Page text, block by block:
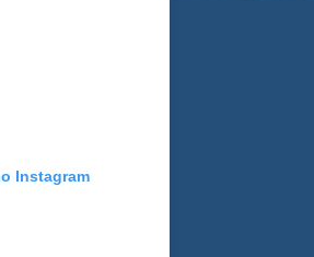
Instagram